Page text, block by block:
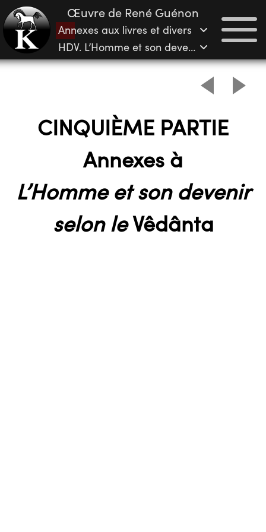
Œuvre de René Guénon
Annexes aux livres et divers
HDV. L’Homme et son devenir selon le
CINQUIÈME PARTIE
Annexes à
L’Homme et son devenir
selon leVêdânta